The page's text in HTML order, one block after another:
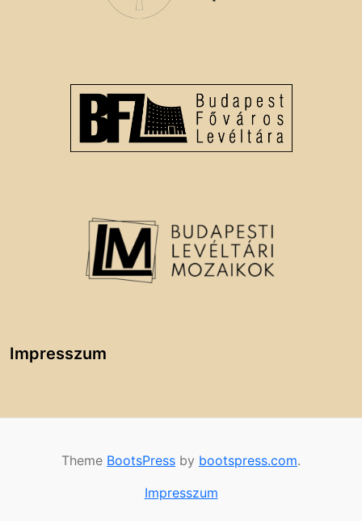
Impresszum
Theme BootsPress by bootspress.com.
Impresszum